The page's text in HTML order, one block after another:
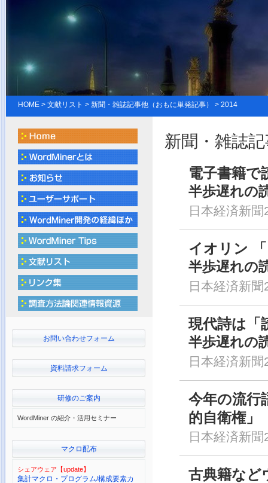
HOME > 文献リスト > 新聞・雑誌記事他（おもに単発記事） > 2014
お問い合わせフォーム
資料請求フォーム
研修のご案内
WordMiner の紹介・活用セミナー
マクロ配布
シェアウェア【update】
集計マクロ・プログラム/構成要素カ
新聞・雑誌
電子書籍で
半歩遅れの
日本経済新
イオリン
半歩遅れの
日本経済新
現代詩は「
半歩遅れの
日本経済新
今年の流行
的自衛権
日本経済新
古典籍など